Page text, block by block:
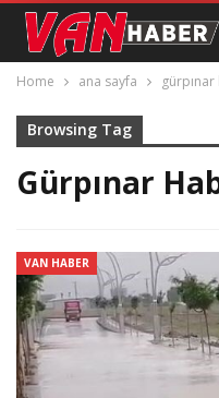
Home ana sayfa
Browsing Tag
Gürpınar
VAN HABER